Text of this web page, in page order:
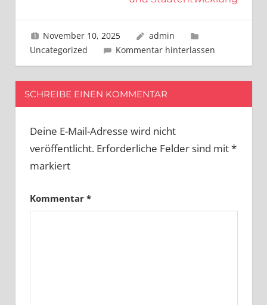
November 10, 2025
admin
Uncategorized
Kommentar hinterlassen
SCHREIBE EINEN KOMMENTAR
Deine E-Mail-Adresse wird nicht
veröffentlicht. Erforderliche Felder sind mit*
markiert
Kommentar *